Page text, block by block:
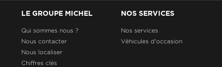
LIGIER
MICROCAR
LIGIER
PROFESSIONAL
GROUPE
ACADÉMIE
HISTORIQUE
DU
LE GROUPE MICHEL
Qui sommes nous ?
Nous contacter
Nous localiser
Chiffres clés
NOS SERVICES
Nos services
Véhicules d'occasion